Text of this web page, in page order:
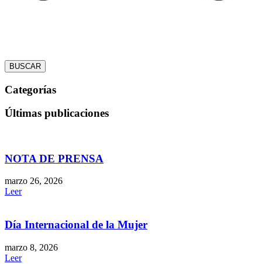
BUSCAR
Categorías
Últimas publicaciones
NOTA DE PRENSA
marzo 26, 2026
Leer
Día Internacional de la Mujer
marzo 8, 2026
Leer